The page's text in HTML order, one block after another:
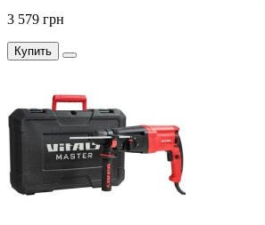
3 579 грн
Купить